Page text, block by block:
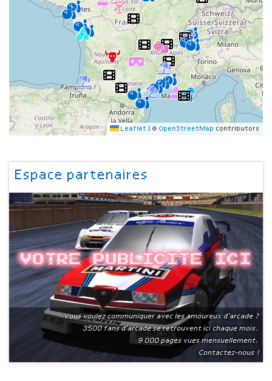
Leaflet © OpenStreetMap contributors
Espace partenaires
Votre publicite ici
Vous voulez communiquer avec les amoureux d'arcade ?
3500 fans d'arcade se retrouvent ici chaque mois.
9 000 pages vues mensuellement.
Contactez-nous !